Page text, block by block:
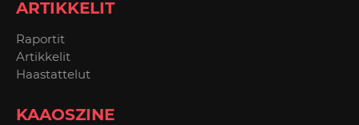
ARTIKKELIT
Raportit
Artikkelit
Haastattelut
KAAOSZINE